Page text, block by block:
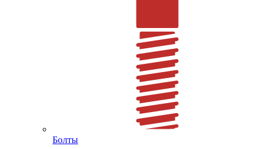
Болты